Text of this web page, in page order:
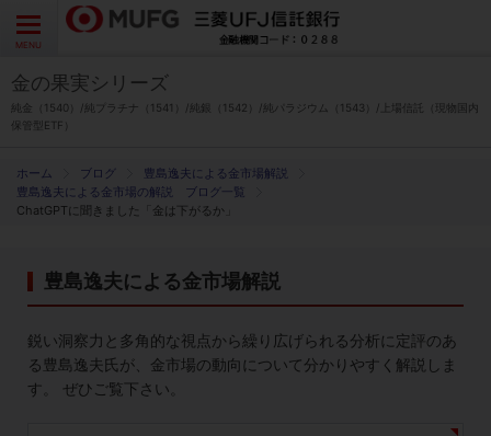
CLOSE
MENU
ブログ
豊島逸夫による金市場解説
豊島逸夫による金市場の解説 ブログ一覧
ChatGPTに聞きました「金は下がるか」
豊島逸夫による金市場解説
鋭い洞察力と多角的な視点から繰り広げられる分析に定評のあ
る豊島逸夫氏が、金市場の動向について分かりやすく解説しま
す。 ぜひご覧下さい。
金の果実シリーズ
純金（1540）/純プラチナ（1541）/純銀（1542）/純パラジウム（1543）/上場信託（現物国内
保管型ETF）
金の果実シリーズとは
特徴とメリット
各種お手続き
ブログ
よくあるご質問 お問い合わせ